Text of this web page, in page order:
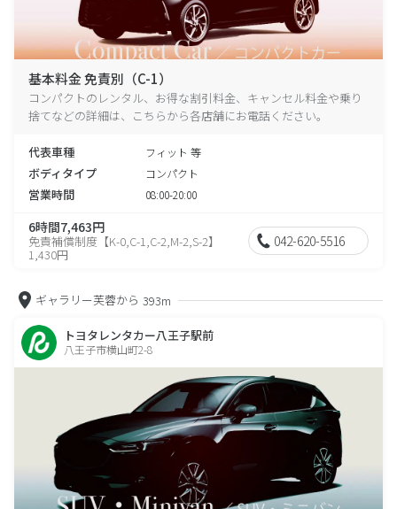
基本料金 免責別（C-1）
コンパクトのレンタル、お得な割引料金、キャンセル料金や乗り
捨てなどの詳細は、こちらから各店舗にお電話ください。
代表車種 フィット 等
ボディタイプ コンパクト
営業時間 08:00-20:00
6時間7,463円
免責補償制度【K-0,C-1,C-2,M-2,S-2】
1,430円
042-620-5516
ギャラリー芙蓉から 393m
トヨタレンタカー八王子駅前
八王子市横山町2-8